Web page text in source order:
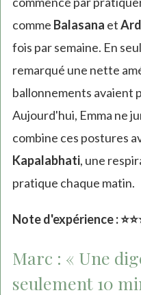
comme Balasana et
fois par semaine. En
remarqué une nette
ballonnements avaient
Aujourd'hui, Emma ne
combine ces postures
Kapalabhati, une
pratique chaque matin.
Note d'expérience :
Marc : « Une
seulement 10